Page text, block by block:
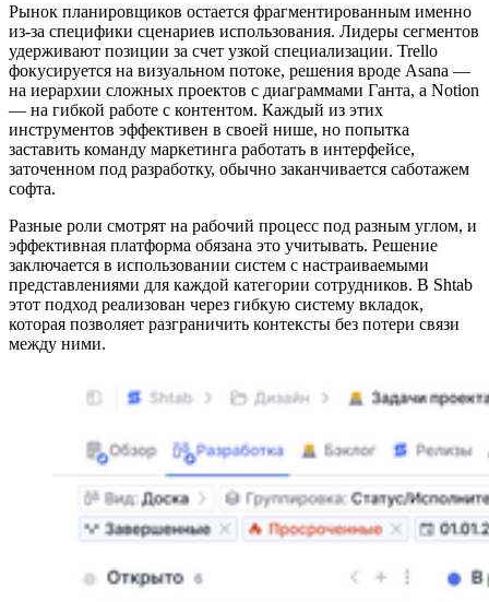
Рынок планировщиков остается фрагментированным именно
из-за специфики сценариев использования. Лидеры сегментов
удерживают позиции за счет узкой специализации. Trello
фокусируется на визуальном потоке, решения вроде Asana —
на иерархии сложных проектов с диаграммами Ганта, а Notion
— на гибкой работе с контентом. Каждый из этих
инструментов эффективен в своей нише, но попытка
заставить команду маркетинга работать в интерфейсе,
заточенном под разработку, обычно заканчивается саботажем
софта.
Разные роли смотрят на рабочий процесс под разным углом, и
эффективная платформа обязана это учитывать. Решение
заключается в использовании систем с настраиваемыми
представлениями для каждой категории сотрудников. В Shtab
этот подход реализован через гибкую систему вкладок,
которая позволяет разграничить контексты без потери связи
между ними.